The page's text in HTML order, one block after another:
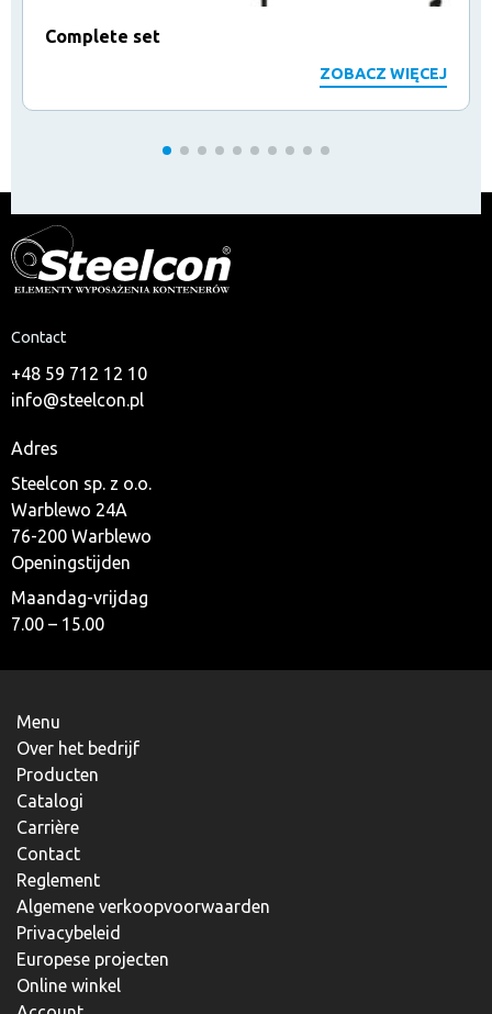
Complete set
ZOBACZ WIĘCEJ
Contact
+48 59 712 12 10
info@steelcon.pl
Adres
Steelcon sp. z o.o.
Warblewo 24A
76-200 Warblewo
Openingstijden
Maandag-vrijdag
7.00 – 15.00
Menu
Over het bedrijf
Producten
Catalogi
Carrière
Contact
Reglement
Algemene verkoopvoorwaarden
Privacybeleid
Europese projecten
Online winkel